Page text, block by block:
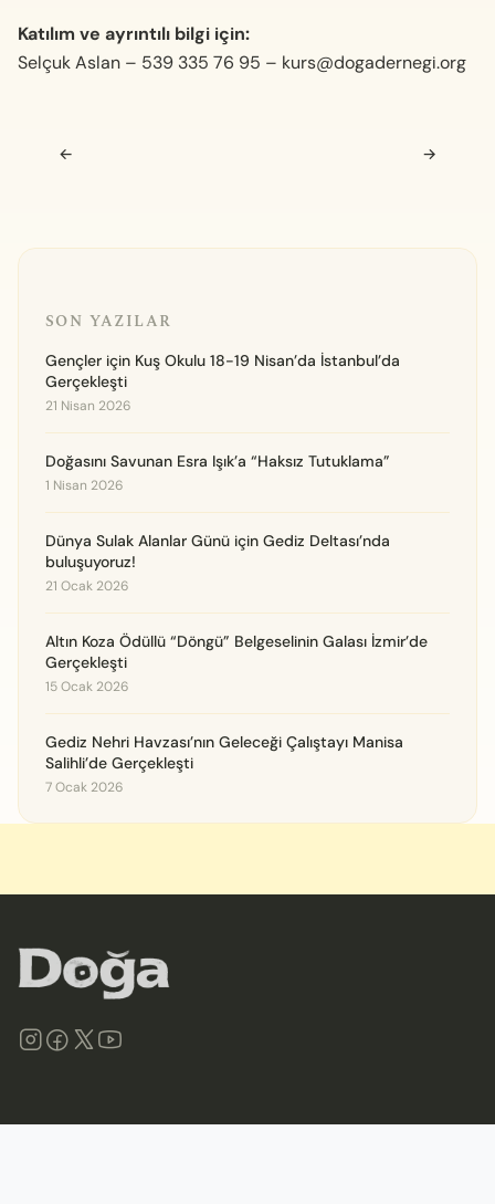
Katılım ve ayrıntılı bilgi için:
Selçuk Aslan – 539 335 76 95 – kurs@dogadernegi.org
Navigasyon sonrası
← →
SON YAZILAR
Gençler için Kuş Okulu 18-19 Nisan’da İstanbul’da
Gerçekleşti
21 Nisan 2026
Doğasını Savunan Esra Işık’a “Haksız Tutuklama”
1 Nisan 2026
Dünya Sulak Alanlar Günü için Gediz Deltası’nda
buluşuyoruz!
21 Ocak 2026
Altın Koza Ödüllü “Döngü” Belgeselinin Galası İzmir’de
Gerçekleşti
15 Ocak 2026
Gediz Nehri Havzası’nın Geleceği Çalıştayı Manisa
Salihli’de Gerçekleşti
7 Ocak 2026